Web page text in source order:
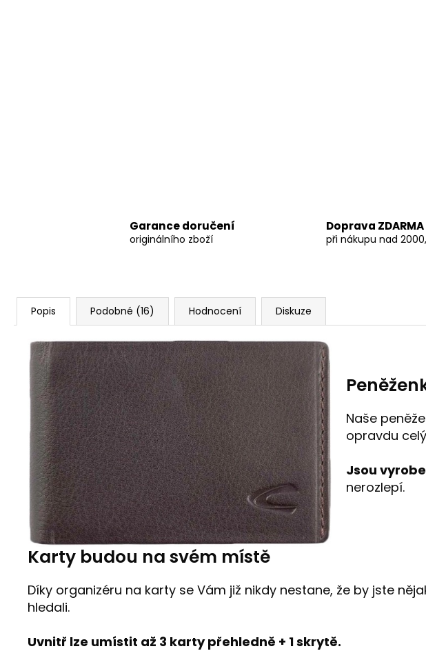
Garance doručení
originálního zboží
Doprava ZDARMA
při nákupu nad
Popis Podobné (16) Hodnocení Diskuze
Naše
opravdu
Jsou
nerozlepí.
Karty budou na svém místě
Díky organizéru na karty se Vám již nikdy nestane, že by jste
hledali.
Uvnitř lze umístit až 3 karty přehledně + 1 skrytě.